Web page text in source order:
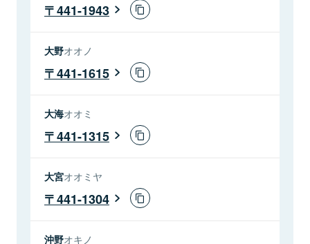
441-1943
大野オオノ
441-1615
大海オオミ
441-1315
大宮オオミヤ
441-1304
沖野オキノ